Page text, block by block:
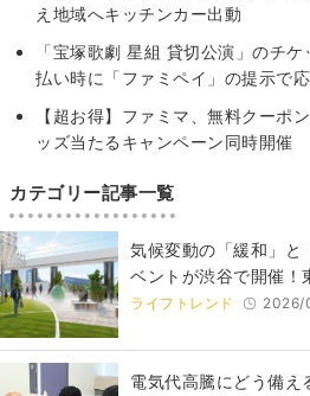
え地域へキッチンカー出動
「宝塚歌劇 星組 貸切公演」のチ
払い時に「ファミペイ」の提示で
【超お得】ファミマ、無料クーポ
ッズ当たるキャンペーン同時開催
カテゴリー記事一覧
気候変動の「緩和」と
ベントが渋谷で開催
ライフトレンド 2026/
電気代高騰にどう備え